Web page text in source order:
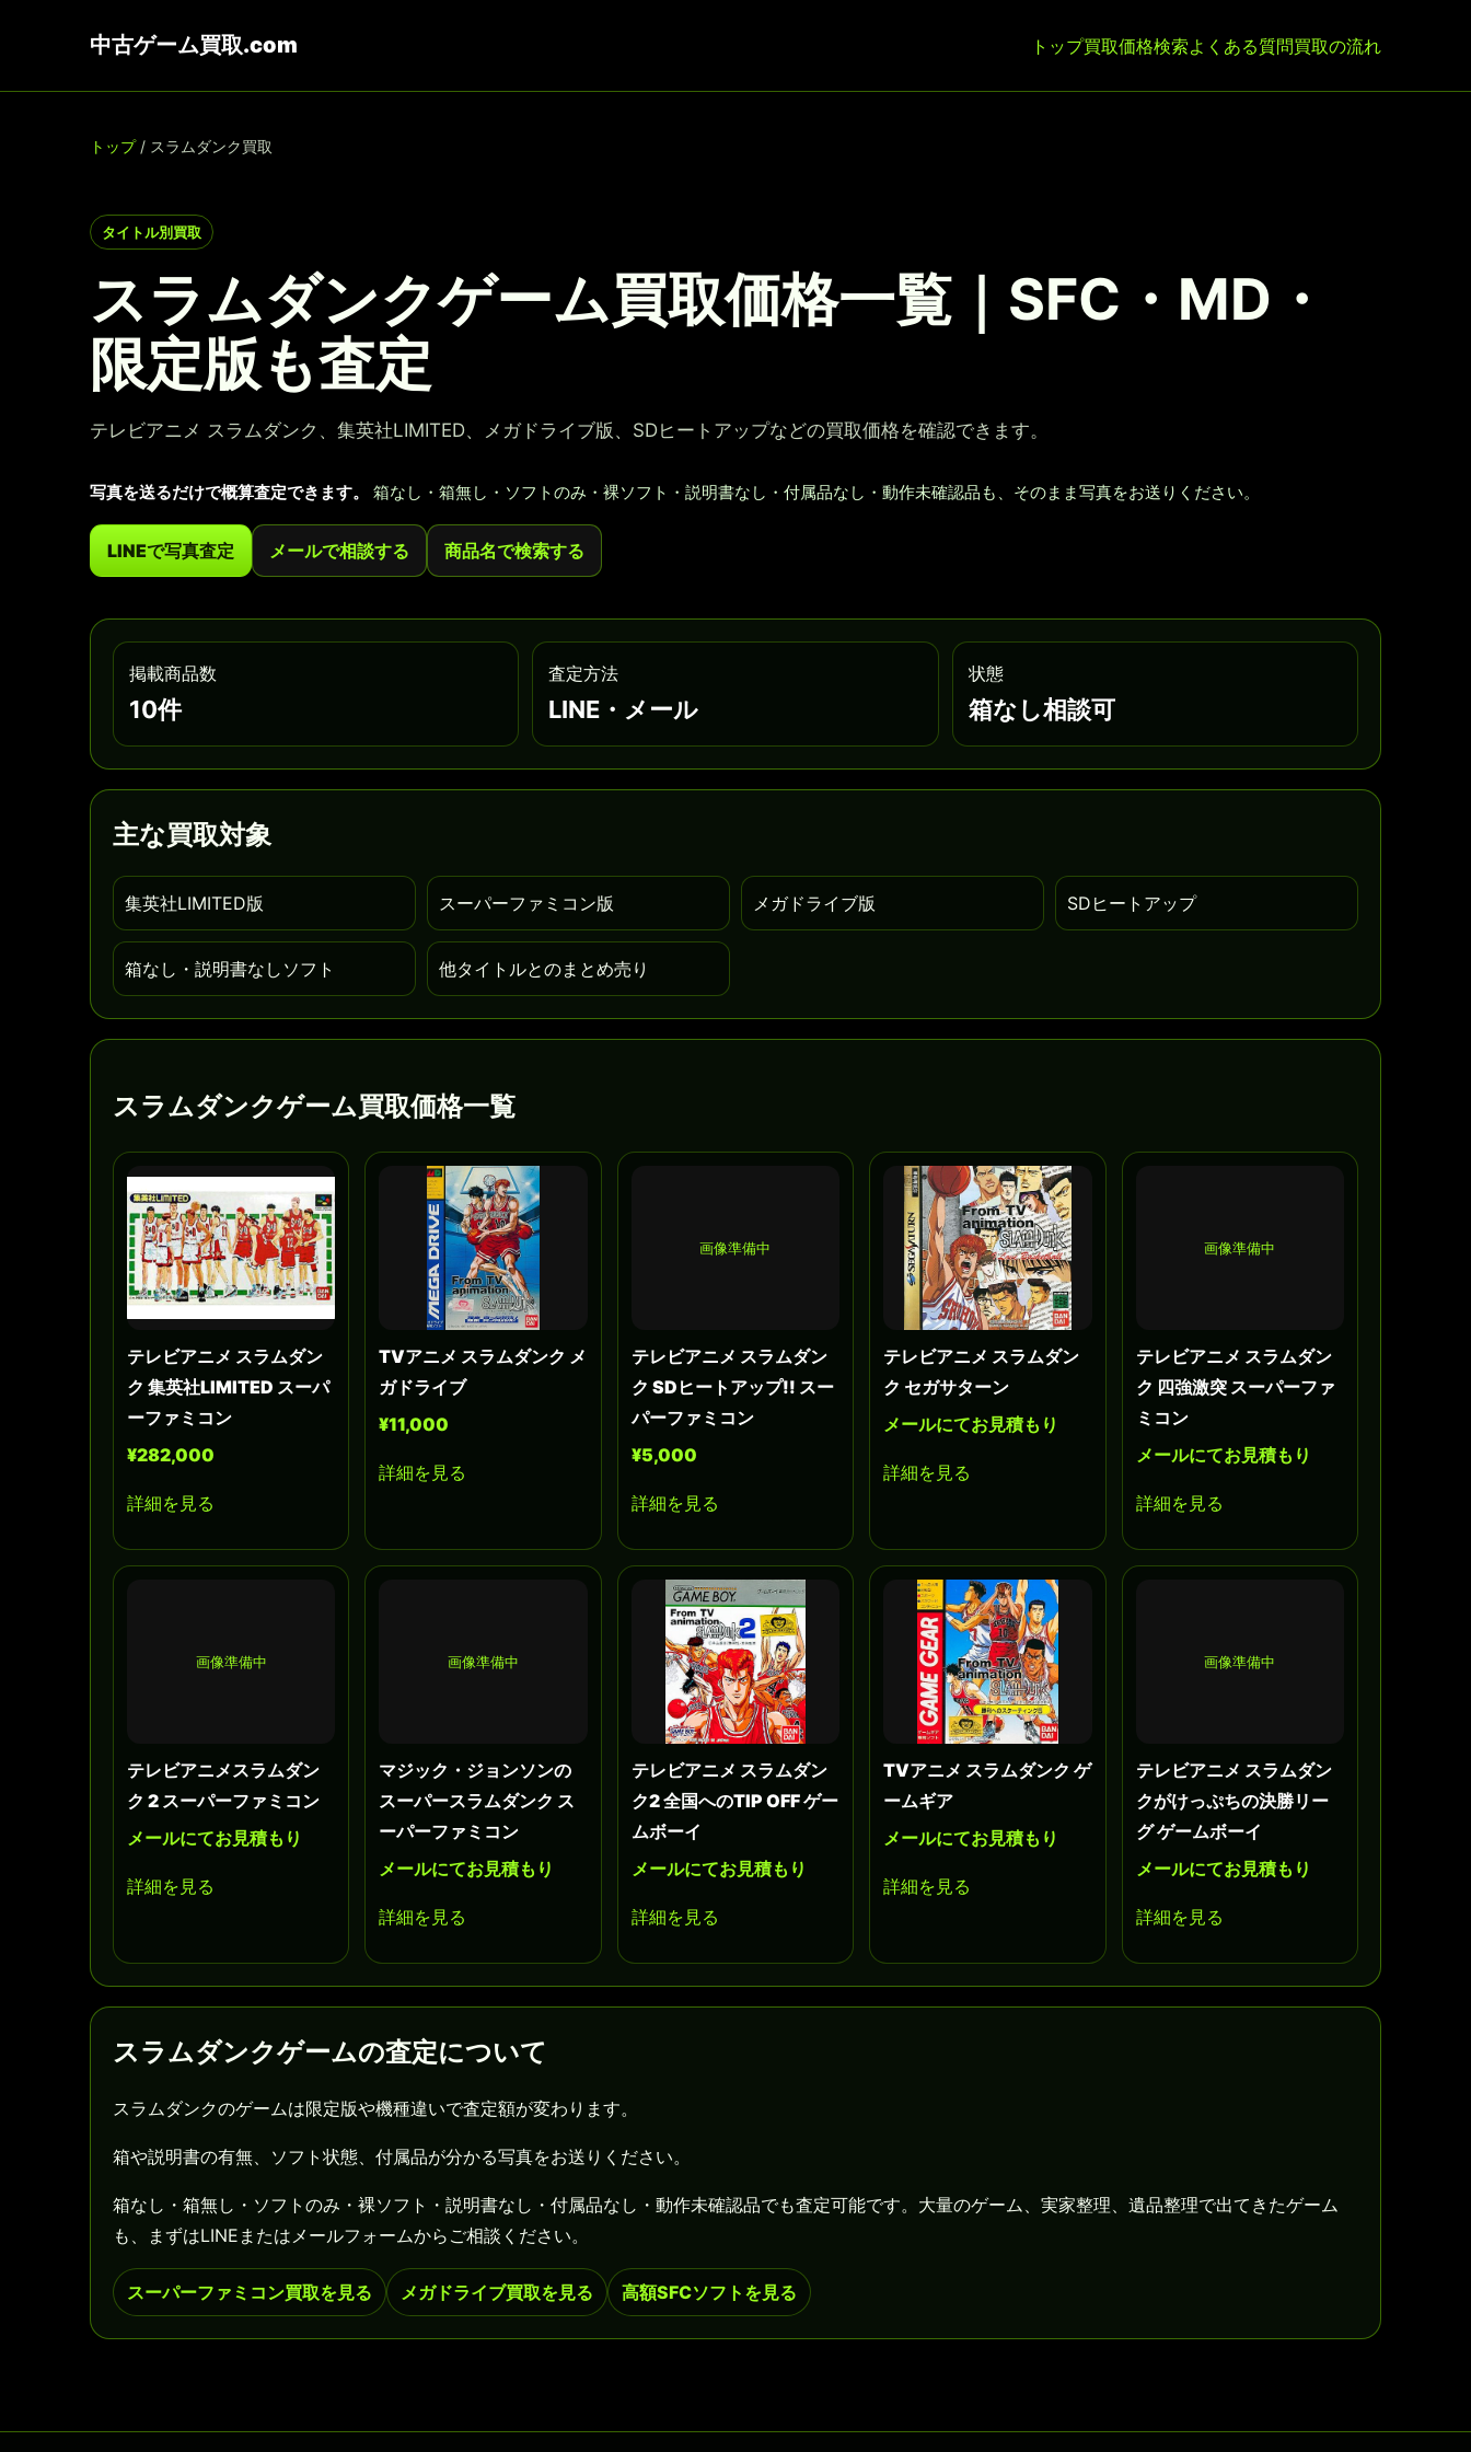
中古ゲーム買取.com トップ買取価格検索よくある質問買取の流れ
トップ/ スラムダンク買取
タイトル別買取
スラムダンクゲーム買取価格一覧｜SFC・MD・
限定版も査定
テレビアニメ スラムダンク、集英社LIMITED、メガドライブ版、SDヒートアップなどの買取価格を確認できます。
写真を送るだけで概算査定できます。 箱なし・箱無し・ソフトのみ・裸ソフト・説明書なし・付属品なし・動作未確認品も、そのまま写真をお送りください。
LINEで写真査定 メールで相談する 商品名で検索する
掲載商品数
10件
査定方法
LINE・メール
状態
箱なし相談可
主な買取対象
集英社LIMITED版 スーパーファミコン版 メガドライブ版 SDヒートアップ
箱なし・説明書なしソフト 他タイトルとのまとめ売り
スラムダンクゲーム買取価格一覧
テレビアニメ スラムダン
ク 集英社LIMITED スーパ
ーファミコン
¥282,000
詳細を見る
TVアニメ スラムダンク メ
ガドライブ
¥11,000
詳細を見る
画像準備中
テレビアニメ スラムダン
ク SDヒートアップ!! スー
パーファミコン
¥5,000
詳細を見る
テレビアニメ スラムダン
ク セガサターン
メールにてお見積もり
詳細を見る
画像準備中
テレビアニメ スラムダン
ク 四強激突 スーパーファ
ミコン
メールにてお見積もり
詳細を見る
画像準備中
テレビアニメスラムダン
ク 2 スーパーファミコン
メールにてお見積もり
詳細を見る
画像準備中
マジック・ジョンソンの
スーパースラムダンク ス
ーパーファミコン
メールにてお見積もり
詳細を見る
テレビアニメ スラムダン
ク2 全国へのTIP OFF ゲー
ムボーイ
メールにてお見積もり
詳細を見る
TVアニメ スラムダンク ゲ
ームギア
メールにてお見積もり
詳細を見る
画像準備中
テレビアニメ スラムダン
クがけっぷちの決勝リー
グ ゲームボーイ
メールにてお見積もり
詳細を見る
スラムダンクゲームの査定について
スラムダンクのゲームは限定版や機種違いで査定額が変わります。
箱や説明書の有無、ソフト状態、付属品が分かる写真をお送りください。
箱なし・箱無し・ソフトのみ・裸ソフト・説明書なし・付属品なし・動作未確認品でも査定可能です。大量のゲーム、実家整理、遺品整理で出てきたゲーム
も、まずはLINEまたはメールフォームからご相談ください。
スーパーファミコン買取を見る メガドライブ買取を見る 高額SFCソフトを見る